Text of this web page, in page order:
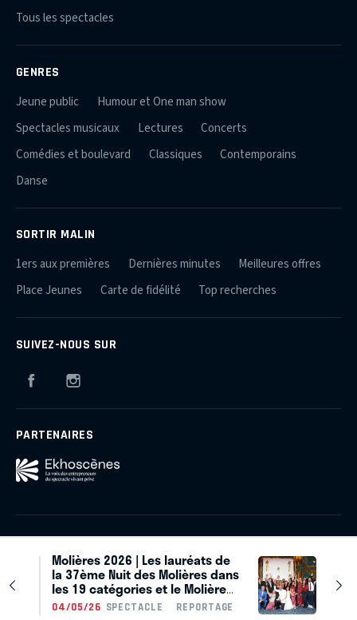
Tous les spectacles
GENRES
Jeune public
Humour et One man show
Spectacles musicaux
Lectures
Concerts
Comédies et boulevard
Classiques
Contemporains
Danse
SORTIR MALIN
1ers aux premières Dernières minutes
Meilleures offres
Place Jeunes
Carte de fidélité Top recherches
SUIVEZ-NOUS SUR
Facebook
PARTENAIRES
© 2026 Théâtres et Producteurs Associés
Contact
Molières 2026 | Les lauréats de
la 37ème Nuit des Molières dans
les 19 catégories et le Molière
d'honneur
04/05/26 SPECTACLE REPORTAGE